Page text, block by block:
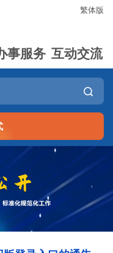
繁体版
事服务 互动交流